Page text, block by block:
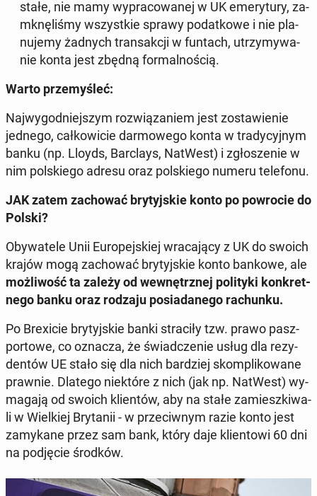
stałe, nie mamy wy­pra­co­wa­nej w UK eme­ry­tu­ry, za­
mknę­li­śmy wszyst­kie sprawy po­dat­ko­we i nie pla­
nu­je­my żadnych trans­ak­cji w funtach, utrzy­my­wa­
nie konta jest zbędną for­mal­no­ścią.
Warto prze­my­śleć:
Naj­wy­god­niej­szym roz­wią­za­niem jest zo­sta­wie­nie
jednego, cał­ko­wi­cie dar­mo­we­go konta w tra­dy­cyj­nym
banku (np. Lloyds, Barc­lays, NatWest) i zgło­sze­nie w
nim pol­skie­go adresu oraz pol­skie­go numeru te­le­fo­nu.
JAK zatem za­cho­wać bry­tyj­skie konto po po­wro­cie do
Polski?
Oby­wa­te­le Unii Eu­ro­pej­skiej wra­ca­ją­cy z UK do swoich
krajów mogą za­cho­wać bry­tyj­skie konto bankowe, ale
moż­li­wość ta zależy od we­wnętrz­nej po­li­ty­ki kon­kret­
ne­go banku oraz rodzaju po­sia­da­ne­go ra­chun­ku.
Po Bre­xi­cie bry­tyj­skie banki stra­ci­ły tzw. prawo pasz­
por­to­we, co oznacza, że świad­cze­nie usług dla re­zy­
den­tów UE stało się dla nich bar­dziej skom­pli­ko­wa­ne
prawnie. Dlatego nie­któ­re z nich (jak np. NatWest) wy­
ma­ga­ją od swoich klien­tów, aby na stałe za­miesz­ki­wa­
li w Wiel­kiej Bry­ta­nii - w prze­ciw­nym razie konto jest
za­my­ka­ne przez sam bank, który daje klien­to­wi 60 dni
na pod­ję­cie środków.